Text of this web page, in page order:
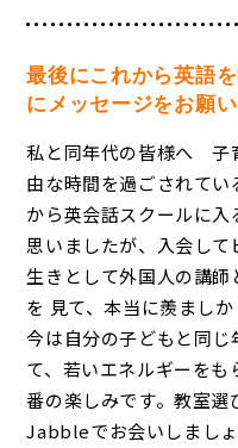
最後にこれから英語
にメッセージをお願い
私と同年代の皆様へ 子
由な時間を過ごされて
から英会話スクールに
思いましたが、入会し
生きとして外国人の講
を 見て、本当に羨ましか
今は自分の子どもと同
て、若いエネルギーを
番の楽しみです。教室選
Jabbleでお会いしましょ